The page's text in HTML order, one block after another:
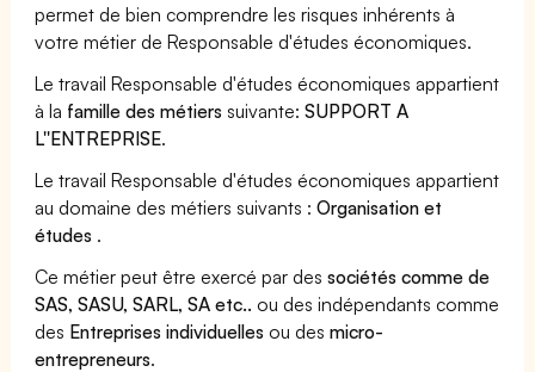
permet de bien comprendre les risques inhérents à
votre métier de Responsable d'études économiques.
Le travail Responsable d'études économiques appartient
à la famille des métiers suivante:SUPPORT A
L''ENTREPRISE.
Le travail Responsable d'études économiques appartient
au domaine des métiers suivants :Organisation et
études .
Ce métier peut être exercé par dessociétés comme de
SAS, SASU, SARL, SA etc.. ou des indépendants comme
des Entreprises individuelles ou desmicro-
entrepreneurs.